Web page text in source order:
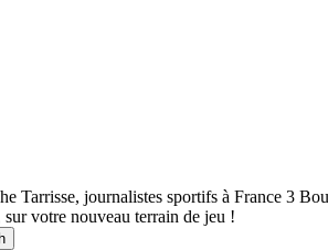
Tarrisse, journalistes sportifs à France 3
votre nouveau terrain de jeu !